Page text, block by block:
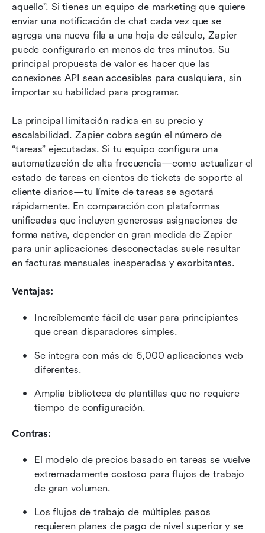
aquello”. Si tienes un equipo de marketing que quiere
enviar una notificación de chat cada vez que se
agrega una nueva fila a una hoja de cálculo, Zapier
puede configurarlo en menos de tres minutos. Su
principal propuesta de valor es hacer que las
conexiones API sean accesibles para cualquiera, sin
importar su habilidad para programar.
La principal limitación radica en su precio y
escalabilidad. Zapier cobra según el número de
“tareas” ejecutadas. Si tu equipo configura una
automatización de alta frecuencia—como actualizar el
estado de tareas en cientos de tickets de soporte al
cliente diarios—tu límite de tareas se agotará
rápidamente. En comparación con plataformas
unificadas que incluyen generosas asignaciones de
forma nativa, depender en gran medida de Zapier
para unir aplicaciones desconectadas suele resultar
en facturas mensuales inesperadas y exorbitantes.
Ventajas:
Increíblemente fácil de usar para principiantes
que crean disparadores simples.
Se integra con más de 6,000 aplicaciones web
diferentes.
Amplia biblioteca de plantillas que no requiere
tiempo de configuración.
Contras:
El modelo de precios basado en tareas se vuelve
extremadamente costoso para flujos de trabajo
de gran volumen.
Los flujos de trabajo de múltiples pasos
requieren planes de pago de nivel superior y se